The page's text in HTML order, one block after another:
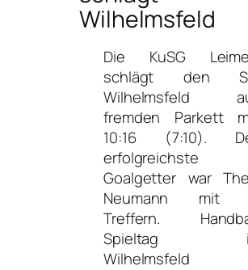
Wilhelmsfeld
Die KuSG
schlägt den
Wilhelmsfeld
fremden Parkett
10:16 (7:10).
erfolgreichste
Goalgetter war
Neumann mit
Treffern.
Spieltag
Wilhelmsfeld